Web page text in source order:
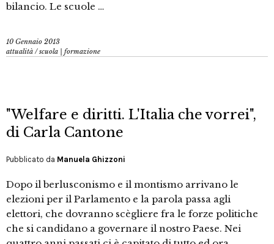
bilancio. Le scuole …
10 Gennaio 2013
attualità /scuola | formazione
"Welfare e diritti. L'Italia che vorrei",
di Carla Cantone
Pubblicato da Manuela Ghizzoni
Dopo il berlusconismo e il montismo arrivano le
elezioni per il Parlamento e la parola passa agli
elettori, che dovranno scègliere fra le forze politiche
che si candidano a governare il nostro Paese. Nei